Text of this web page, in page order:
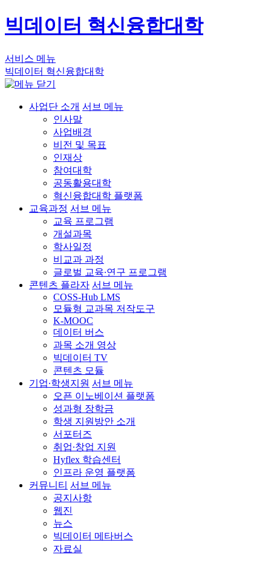
빅데이터 혁신융합대학
서비스 메뉴
빅데이터 혁신융합대학
사업단 소개 서브 메뉴
인사말
사업배경
비전 및 목표
인재상
참여대학
공동활용대학
혁신융합대학 플랫폼
교육과정 서브 메뉴
교육 프로그램
개설과목
학사일정
비교과 과정
글로벌 교육∙연구 프로그램
콘텐츠 플라자 서브 메뉴
COSS-Hub LMS
모듈형 교과목 저작도구
K-MOOC
데이터 버스
과목 소개 영상
빅데이터 TV
콘텐츠 모듈
기업∙학생지원 서브 메뉴
오픈 이노베이션 플랫폼
성과형 장학금
학생 지원방안 소개
서포터즈
취업∙창업 지원
Hyflex 학습센터
인프라 운영 플랫폼
커뮤니티 서브 메뉴
공지사항
웹진
뉴스
빅데이터 메타버스
자료실